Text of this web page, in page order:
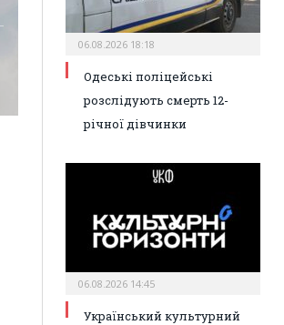
06.08.2026 18:18
Одеські поліцейські
розслідують смерть 12-
річної дівчинки
06.08.2026 14:45
Український культурний